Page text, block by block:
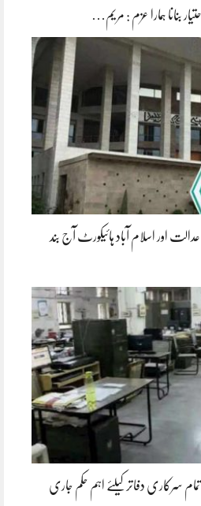
بنانا ہمارا عزم : مریم…
اور اسلام آباد ہائیکورٹ آج بند
سرکاری دفاتر کیلئے اہم حکم جاری